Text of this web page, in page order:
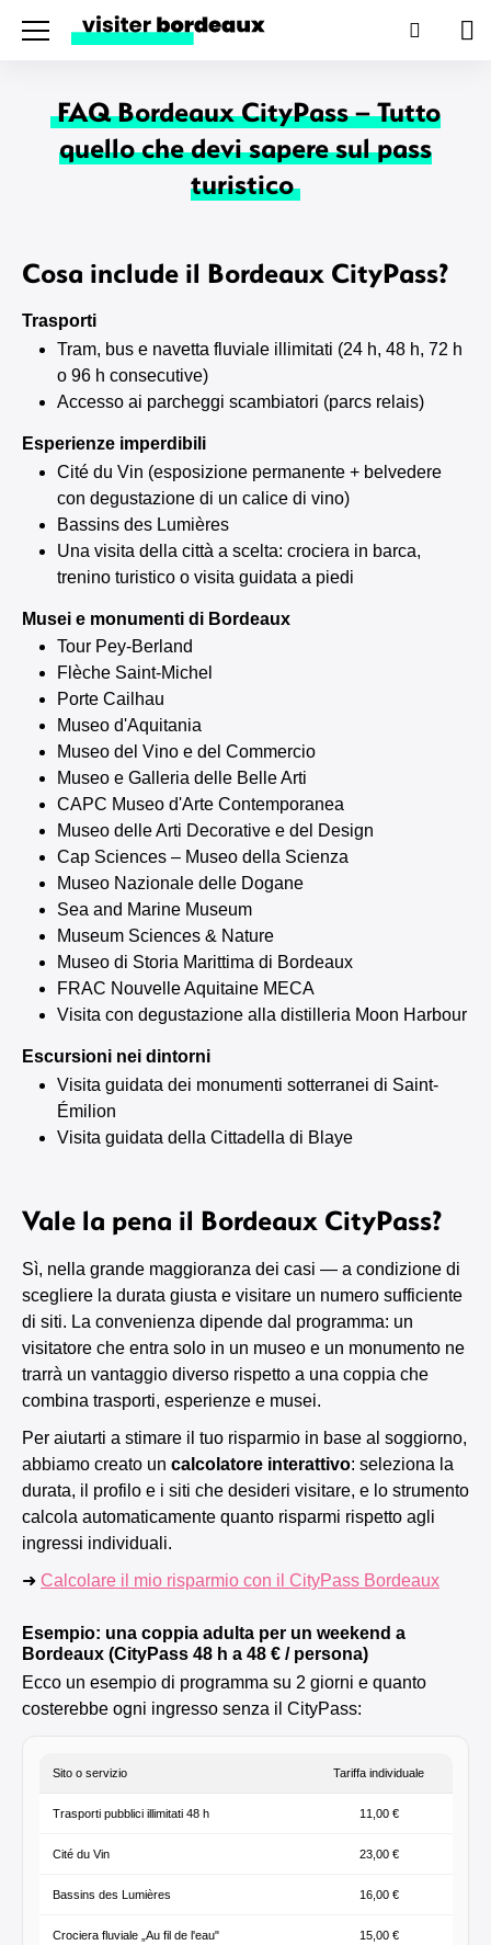
Ricerca
Menu
FAQ Bordeaux CityPass – Tutto
quello che devi sapere sul pass
turistico
Cosa include il Bordeaux CityPass?
Trasporti
Tram, bus e navetta fluviale illimitati (24 h, 48 h, 72 h
o 96 h consecutive)
Accesso ai parcheggi scambiatori (parcs relais)
Esperienze imperdibili
Cité du Vin (esposizione permanente + belvedere
con degustazione di un calice di vino)
Bassins des Lumières
Una visita della città a scelta: crociera in barca,
trenino turistico o visita guidata a piedi
Musei e monumenti di Bordeaux
Tour Pey-Berland
Flèche Saint-Michel
Porte Cailhau
Museo d'Aquitania
Museo del Vino e del Commercio
Museo e Galleria delle Belle Arti
CAPC Museo d'Arte Contemporanea
Museo delle Arti Decorative e del Design
Cap Sciences – Museo della Scienza
Museo Nazionale delle Dogane
Sea and Marine Museum
Museum Sciences & Nature
Museo di Storia Marittima di Bordeaux
FRAC Nouvelle Aquitaine MECA
Visita con degustazione alla distilleria Moon Harbour
Escursioni nei dintorni
Visita guidata dei monumenti sotterranei di Saint-
Émilion
Visita guidata della Cittadella di Blaye
Vale la pena il Bordeaux CityPass?
Sì, nella grande maggioranza dei casi — a condizione di
scegliere la durata giusta e visitare un numero sufficiente
di siti. La convenienza dipende dal programma: un
visitatore che entra solo in un museo e un monumento ne
trarrà un vantaggio diverso rispetto a una coppia che
combina trasporti, esperienze e musei.
Per aiutarti a stimare il tuo risparmio in base al soggiorno,
abbiamo creato un calcolatore interattivo: seleziona la
durata, il profilo e i siti che desideri visitare, e lo strumento
calcola automaticamente quanto risparmi rispetto agli
ingressi individuali.
➜ Calcolare il mio risparmio con il CityPass Bordeaux
Esempio: una coppia adulta per un weekend a
Bordeaux (CityPass 48 h a 48 € / persona)
Ecco un esempio di programma su 2 giorni e quanto
costerebbe ogni ingresso senza il CityPass:
Sito o servizio Tariffa individuale
Trasporti pubblici illimitati 48 h 11,00 €
Cité du Vin 23,00 €
Bassins des Lumières 16,00 €
Crociera fluviale „Au fil de l'eau" 15,00 €